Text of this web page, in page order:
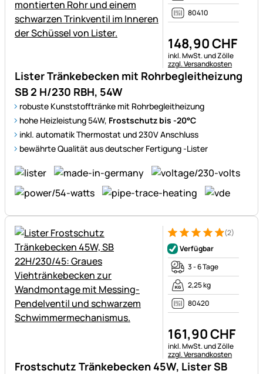
Lister Tränkebecken mit Rohrbegleitheizung
SB 2 H/230 RBH, 54W
robuste Kunststofftränke mit Rohrbegleitheizung
hohe Heizleistung 54W, Frostschutz bis -20°C
inkl. automatik Thermostat und 230V Anschluss
bewährte Qualität aus deutscher Fertigung -Lister
80410
148,90CHF
Steuerhinweis:
inkl. MwSt. und Zölle
zzgl. Versandkosten
Frostschutz Tränkebecken 45W, Lister SB
Bewertung: 5 von 5 (2
2 Bewertungen
(2)
Verfügbar
3 - 6 Tage
2,25 kg
80420
161,90CHF
Steuerhinweis:
inkl. MwSt. und Zölle
zzgl. Versandkosten